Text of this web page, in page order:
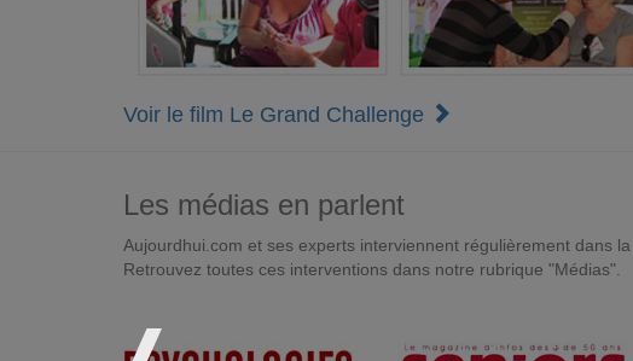
Voir le film Le Grand Challenge
Les médias en parlent
Aujourdhui.com et ses experts interviennent régulièrement dans
Retrouvez toutes ces interventions dans notre rubrique "Médias".